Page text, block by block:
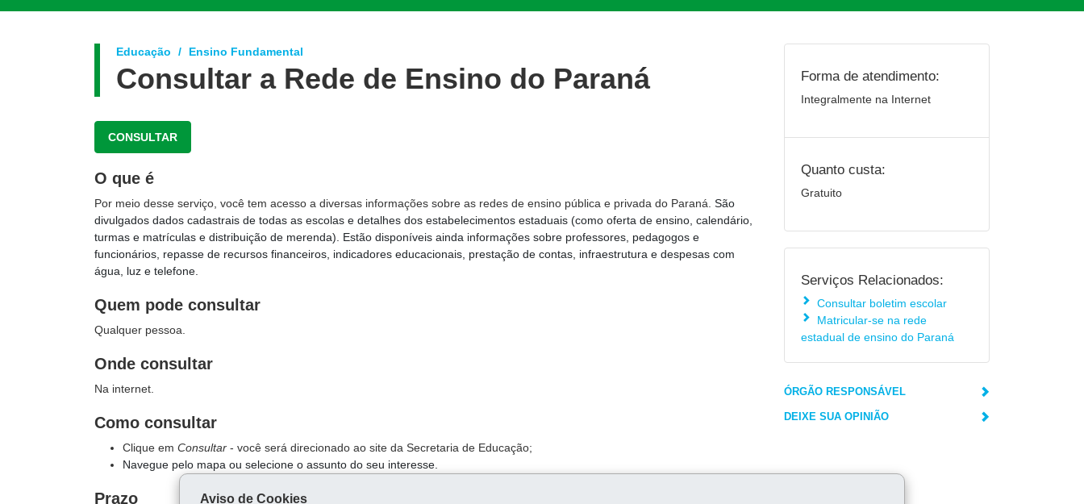
Educação Ensino Fundamental
Consultar a Rede de Ensino do Paraná
CONSULTAR
O que é
Por meio desse serviço, você tem acesso a diversas informações sobre as redes de ensino pública e privada do Paraná. São
divulgados dados cadastrais de todas as escolas e detalhes dos estabelecimentos estaduais (como oferta de ensino, calendário,
turmas e matrículas e distribuição de merenda). Estão disponíveis ainda informações sobre professores, pedagogos e
funcionários, repasse de recursos financeiros, indicadores educacionais, prestação de contas, infraestrutura e despesas com
água, luz e telefone.
Quem pode consultar
Qualquer pessoa.
Onde consultar
Na internet.
Como consultar
Clique em Consultar - você será direcionado ao site da Secretaria de Educação;
Navegue pelo mapa ou selecione o assunto do seu interesse.
Prazo
Forma de atendimento:
Integralmente na Internet
Quanto custa:
Gratuito
Serviços Relacionados:
Consultar boletim escolar
Matricular-se na rede
estadual de ensino do Paraná
ÓRGÃO RESPONSÁVEL
DEIXE SUA OPINIÃO
Aviso de Cookies